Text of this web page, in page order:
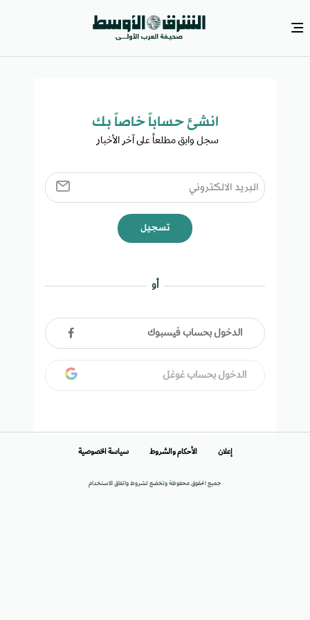
انشئ حساباً خاصاً بك​
سجل وابق مطلعاً على آخر الأخبار ​
تسجيل
أو
الدخول بحساب فيسبوك
الدخول بحساب غوغل
جميع الحقوق محفوظة وتخضع لشروط واتفاق الاستخدام
إعلان الأحكام والشروط سياسة الخصوصية